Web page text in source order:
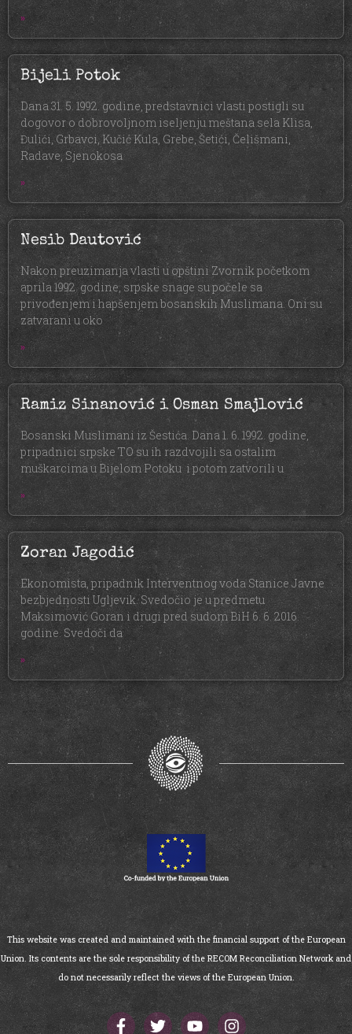
»
Bijeli Potok
Dana 31. 5. 1992. godine, predstavnici vlasti postigli su
dogovor o dobrovoljnom iseljenju meštana sela Klisa,
Đulići, Grbavci, Kučić Kula, Grebe, Šetići, Čelišmani,
Radave, Sjenokosa
»
Nesib Dautović
Nakon preuzimanja vlasti u opštini Zvornik početkom
aprila 1992. godine, srpske snage su počele sa
privođenjem i hapšenjem bosanskih Muslimana. Oni su
zatvarani u oko
»
Ramiz Sinanović i Osman Smajlović
Bosanski Muslimani iz Šestića. Dana 1. 6. 1992. godine,
pripadnici srpske TO su ih razdvojili sa ostalim
muškarcima u Bijelom Potoku i potom zatvorili u
»
Zoran Jagodić
Ekonomista, pripadnik Interventnog voda Stanice Javne
bezbjednosti Ugljevik. Svedočio je u predmetu
Maksimović Goran i drugi pred sudom BiH 6. 6. 2016.
godine. Svedoči da
»
This website was created and maintained with the financial support of the European
Union. Its contents are the sole responsibility of the RECOM Reconciliation Network and
do not necessarily reflect the views of the European Union.